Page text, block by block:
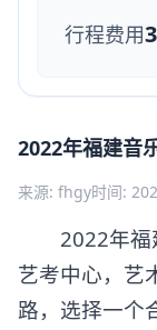
行程费用
2022年福建音
来源: fhgy时间:
2022年福
艺考中心，艺
路，选择一个